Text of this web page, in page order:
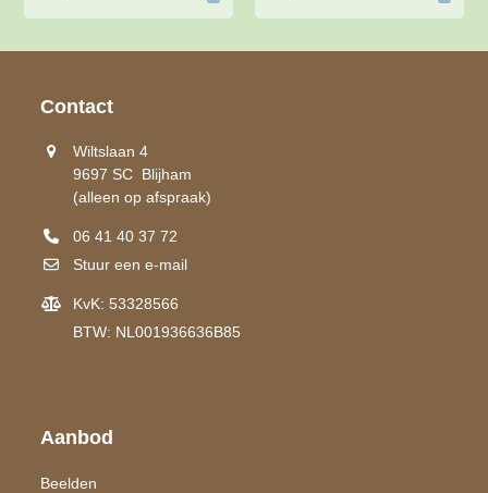
Contact
Wiltslaan 4
9697 SC Blijham
(alleen op afspraak)
06 41 40 37 72
Stuur een e-mail
KvK: 53328566
BTW: NL001936636B85
Aanbod
Beelden